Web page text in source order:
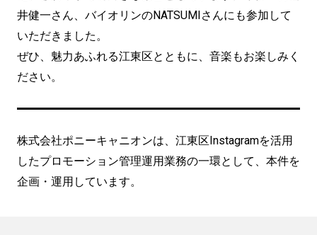
井健一さん、バイオリンのNATSUMIさんにも参加して
いただきました。
ぜひ、魅力あふれる江東区とともに、音楽もお楽しみく
ださい。
株式会社ポニーキャニオンは、江東区Instagramを活用
したプロモーション管理運用業務の一環として、本件を
企画・運用しています。